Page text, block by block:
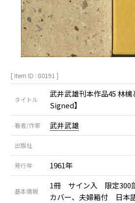
[ Item ID : 80191 ]
タイトル
武井武雄刊本作品45 林
Signed】
著者/作家 武井武雄
出版社
発行年 1961年
基本情報
1冊 サイン入 限定300
カバー、夫婦箱付 日本